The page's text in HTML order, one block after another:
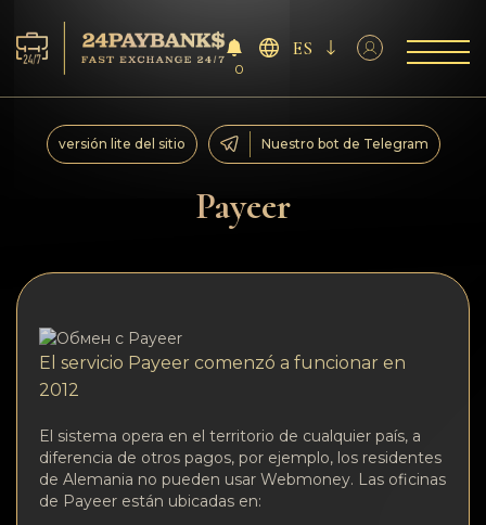
Servicios
Reglas
AML/CFT
Confidencialidad
0
ES
Payeer
versión lite del sitio Nuestro bot de Telegram
El servicio Payeer comenzó a funcionar en
2012
El sistema opera en el territorio de cualquier país, a
diferencia de otros pagos, por ejemplo, los residentes
de Alemania no pueden usar Webmoney. Las oficinas
de Payeer están ubicadas en: